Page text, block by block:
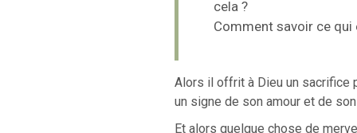
cela ?
Comment savoir ce qui
Alors il offrit à Dieu un sacrifice
un signe de son amour et de
Et alors quelque chose de